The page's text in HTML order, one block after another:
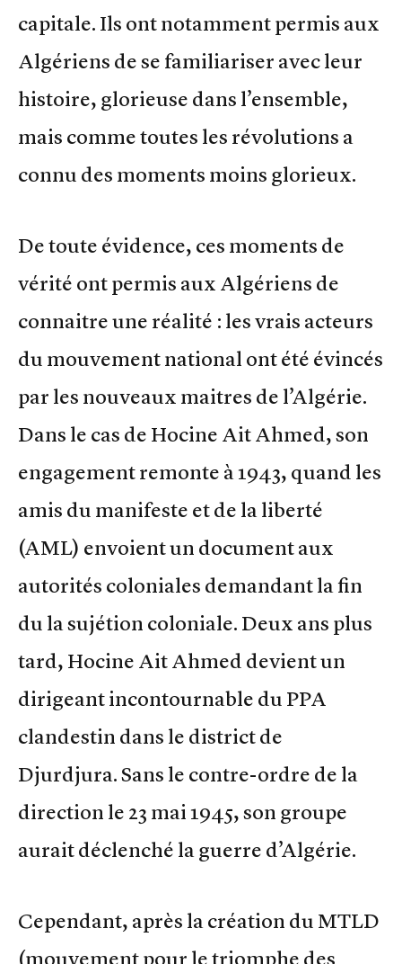
capitale. Ils ont notamment permis aux
Algériens de se familiariser avec leur
histoire, glorieuse dans l’ensemble,
mais comme toutes les révolutions a
connu des moments moins glorieux.
De toute évidence, ces moments de
vérité ont permis aux Algériens de
connaitre une réalité : les vrais acteurs
du mouvement national ont été évincés
par les nouveaux maitres de l’Algérie.
Dans le cas de Hocine Ait Ahmed, son
engagement remonte à 1943, quand les
amis du manifeste et de la liberté
(AML) envoient un document aux
autorités coloniales demandant la fin
du la sujétion coloniale. Deux ans plus
tard, Hocine Ait Ahmed devient un
dirigeant incontournable du PPA
clandestin dans le district de
Djurdjura. Sans le contre-ordre de la
direction le 23 mai 1945, son groupe
aurait déclenché la guerre d’Algérie.
Cependant, après la création du MTLD
(mouvement pour le triomphe des